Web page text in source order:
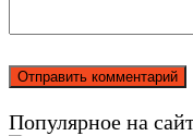
Популярное на